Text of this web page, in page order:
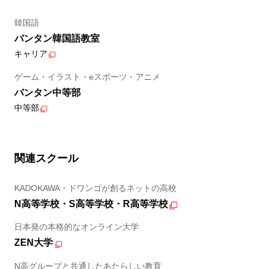
韓国語
バンタン韓国語教室
キャリア
ゲーム・イラスト・eスポーツ・アニメ
バンタン中等部
中等部
関連スクール
KADOKAWA・ドワンゴが創るネットの高校
N高等学校・S高等学校・R高等学校
日本発の本格的なオンライン大学
ZEN大学
N高グループと共通したあたらしい教育